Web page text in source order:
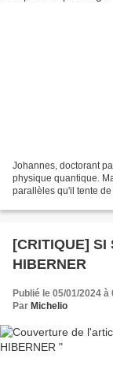
Johannes, doctorant
physique quantique.
parallèles qu'il tente
[CRITIQUE] SI
HIBERNER
Publié le 05/01/2024 à
Par Michelio